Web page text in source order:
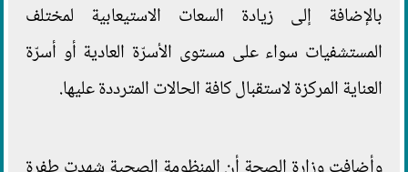
بالإضافة إلى زيادة السعات الاستيعابية لمختلف
المستشفيات سواء على مستوى الأسرّة العادية أو أسرّة
العناية المركزة لاستقبال كافة الحالات المترددة عليها.